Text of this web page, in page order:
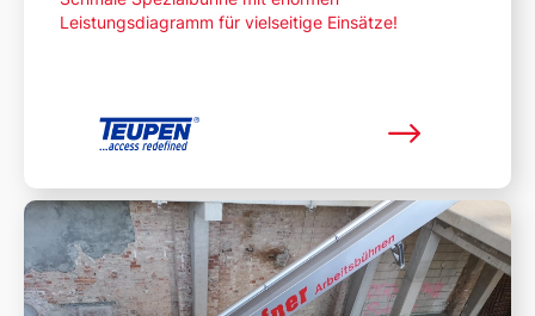
Leistungsdiagramm für vielseitige Einsätze!
Mehr lesen